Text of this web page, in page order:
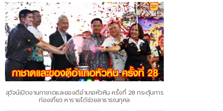
สุวัจน์เปิดงานกาชาดและของดีอำเภอหัวหิน ครั้งที่ 28 กระตุ้นการ
ท่องเที่ยว หารายได้ช่วยสาธารณกุศล